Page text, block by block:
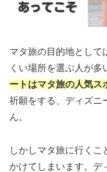
マタ旅の目的地として
くい場所を選ぶ人が多
ートはマタ旅の人気ス
祈願をする、ディズニ
ん。
しかしマタ旅に行くこ
かけてしまいます。デ